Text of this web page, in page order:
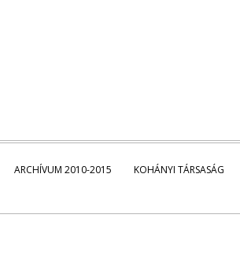
ARCHÍVUM 2010-2015 KOHÁNYI TÁRSASÁG